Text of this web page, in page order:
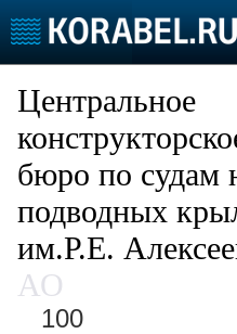
Предприятия
Пульс отрасли
Рейтинг
О рейтинге
Судостроение
Пульс
Новости
Компании
Центральное
бюро по судам
подводных
им.Р.Е.
АО
100